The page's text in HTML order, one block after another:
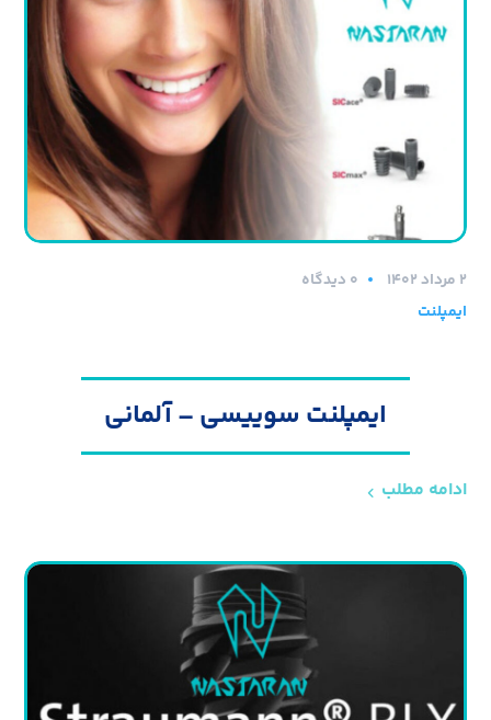
۲ مرداد ۱۴۰۲
0 دیدگاه
ایمپلنت
ایمپلنت سوییسی – آلمانی
ادامه مطلب